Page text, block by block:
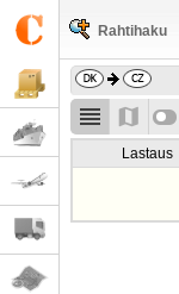
Rahtihaku
Lastaus